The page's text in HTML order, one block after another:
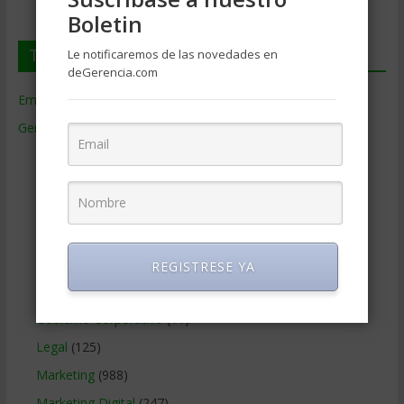
Temas de Gerencia
Empresas de Gerencia
Gerencia(9.481)
Ciencias Económicas
Contabilidad(466)
Educacion Gerencial
Finanzas Corporativas(748)
Gerencia social y ambiental(223)
Gobierno Corporativo(11)
Legal (125)
Marketing(988)
Boletin
Le notificaremos de las novedades en
deGerencia.com
REGISTRESE YA